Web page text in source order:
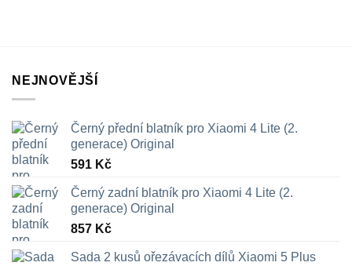
NEJNOVĚJŠÍ
Černý přední blatník pro Xiaomi 4 Lite (2.
generace) Original
591 Kč
Černý zadní blatník pro Xiaomi 4 Lite (2.
generace) Original
857 Kč
Sada 2 kusů ořezávacích dílů Xiaomi 5 Plus